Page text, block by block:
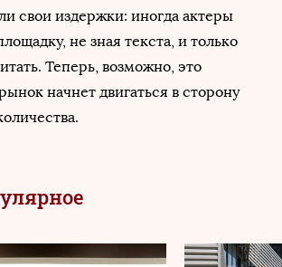
свои издержки: иногда актеры
не зная текста, и только
Теперь, возможно, это
начнет двигаться в сторону